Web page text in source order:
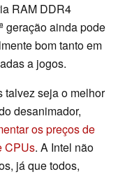
RAM DDR4
geração ainda pode
bom tanto em
a jogos.
talvez seja o melhor
desanimador,
os preços de
CPUs. A Intel não
já que todos,